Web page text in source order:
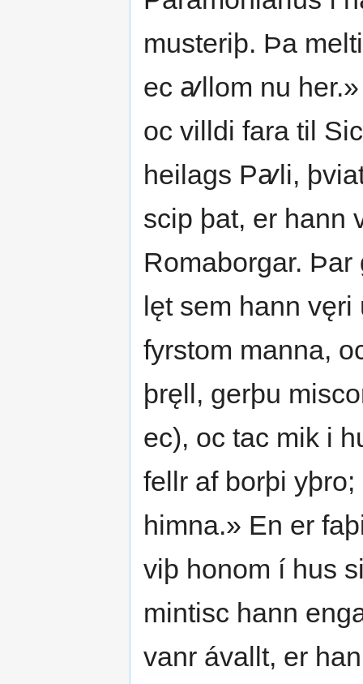
musteriþ. Þa
ec ꜹllom nu
oc villdi fara til
heilags Pꜹli,
scip þat, er hann
Romaborgar. Þar
lęt sem hann
fyrstom manna,
þręll, gerþu
ec), oc tac mik i
fellr af borþi
himna.» En er
viþ honom í hus
mintisc hann
vanr ávallt, er